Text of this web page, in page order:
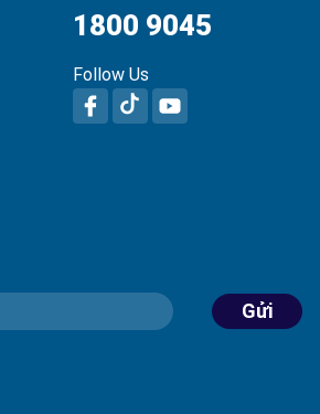
1800 9045
Follow Us
Gửi